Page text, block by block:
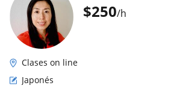
$250/h
Clases on line
Japonés